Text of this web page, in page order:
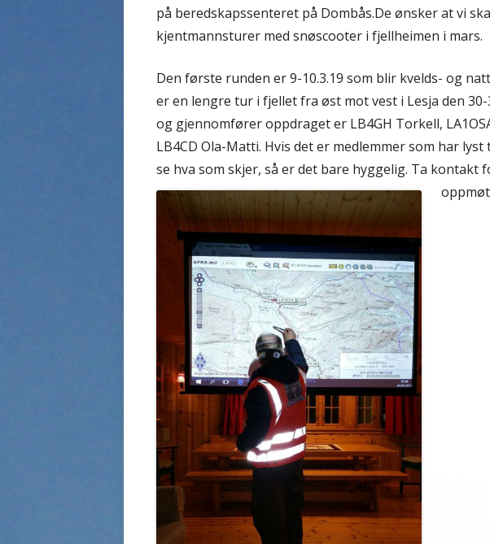
på beredskapssenteret på Dombås.De ønsker at vi
kjentmannsturer med snøscooter i fjellheimen i mars.
Den første runden er 9-10.3.19 som blir kvelds- og
er en lengre tur i fjellet fra øst mot vest i Lesja den 30-
og gjennomfører oppdraget er LB4GH Torkell,
LB4CD Ola-Matti. Hvis det er medlemmer som har
se hva som skjer, så er det bare hyggelig. Ta kontakt